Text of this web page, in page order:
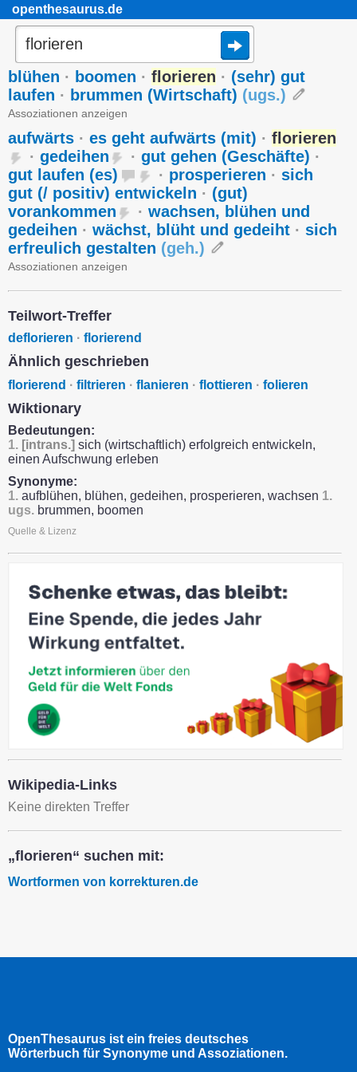
openthesaurus.de
blühen · boomen · florieren · (sehr) gut
laufen · brummen (Wirtschaft) (ugs.)
Assoziationen anzeigen
aufwärts · es geht aufwärts (mit) · florieren
· gedeihen · gut gehen (Geschäfte) ·
gut laufen (es)
· prosperieren · sich
gut (/ positiv) entwickeln · (gut)
vorankommen
· wachsen, blühen und
gedeihen · wächst, blüht und gedeiht · sich
erfreulich gestalten (geh.)
Assoziationen anzeigen
Teilwort-Treffer
deflorieren · florierend
Ähnlich geschrieben
florierend · filtrieren · flanieren · flottieren · folieren
Wiktionary
Bedeutungen:
1. [intrans.] sich (wirtschaftlich) erfolgreich entwickeln,
einen Aufschwung erleben
Synonyme:
1. aufblühen, blühen, gedeihen, prosperieren, wachsen 1.
ugs. brummen, boomen
Quelle & Lizenz
Wikipedia-Links
Keine direkten Treffer
„florieren“ suchen mit:
Wortformen von korrekturen.de
OpenThesaurus ist ein freies deutsches
Wörterbuch für Synonyme und Assoziationen.